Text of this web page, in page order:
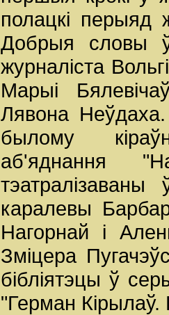
полацкі перыяд
Добрыя словы ў
журналіста
Марыі
Лявона
былому
аб'яднання
каралевы
Нагорнай і
Зміцера
бібліятэцы ў
"Герман